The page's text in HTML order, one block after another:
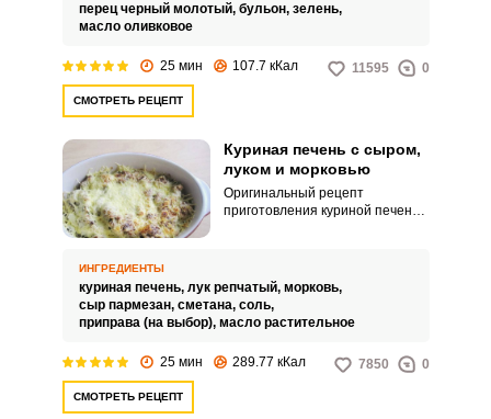
перец черный молотый, бульон, зелень,
масло оливковое
25 мин 107.7 кКал 11595 0
СМОТРЕТЬ РЕЦЕПТ
Куриная печень с сыром,
луком и морковью
Оригинальный рецепт
приготовления куриной печени
простым исполнением.
ИНГРЕДИЕНТЫ
куриная печень, лук репчатый, морковь,
сыр пармезан, сметана, соль,
приправа (на выбор), масло растительное
25 мин 289.77 кКал 7850 0
СМОТРЕТЬ РЕЦЕПТ